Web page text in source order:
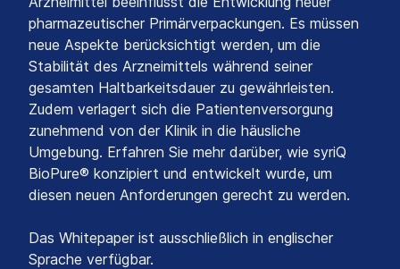
pharmazeutischer Primärverpackungen. Es müssen
neue Aspekte berücksichtigt werden, um die
Stabilität des Arzneimittels während seiner
gesamten Haltbarkeitsdauer zu gewährleisten.
Zudem verlagert sich die Patientenversorgung
zunehmend von der Klinik in die häusliche
Umgebung. Erfahren Sie mehr darüber, wie syriQ
BioPure® konzipiert und entwickelt wurde, um
diesen neuen Anforderungen gerecht zu werden.
Das Whitepaper ist ausschließlich in englischer
Sprache verfügbar.